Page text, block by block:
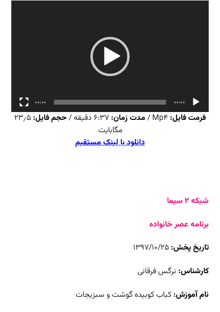
00:00
00:00
فرمت فایل: مدت زمان: حجم فایل: ۲۳٫۵
مگابایت
دانلود با لینک مستقیم
شبکه ۲ سیما
برنامه عصر خانواده
تاریخ پخش:
کارشناس: نرگس فرقانی
نام آموزش: کباب کوبیده گوشت و سبزیجات